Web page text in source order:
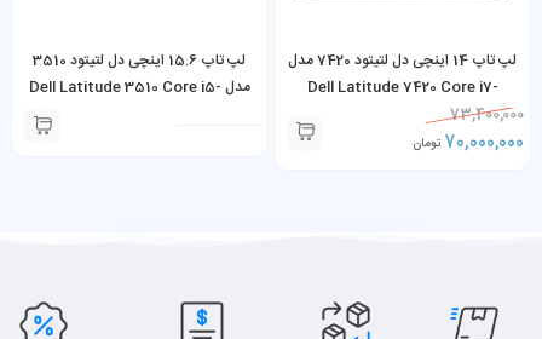
لپ تاپ 14 اینچی دل لتیتود 7420 مدل
Dell Latitude 7420 Core i7-
1185G7 16GB RAM 256GB SSD
73,400,000
70,000,000 تومان
لپ تاپ 15.6 اینچی دل لتیتود 3510
مدل Dell Latitude 3510 Core i5-
10210U 8GB RAM 256GB SSD